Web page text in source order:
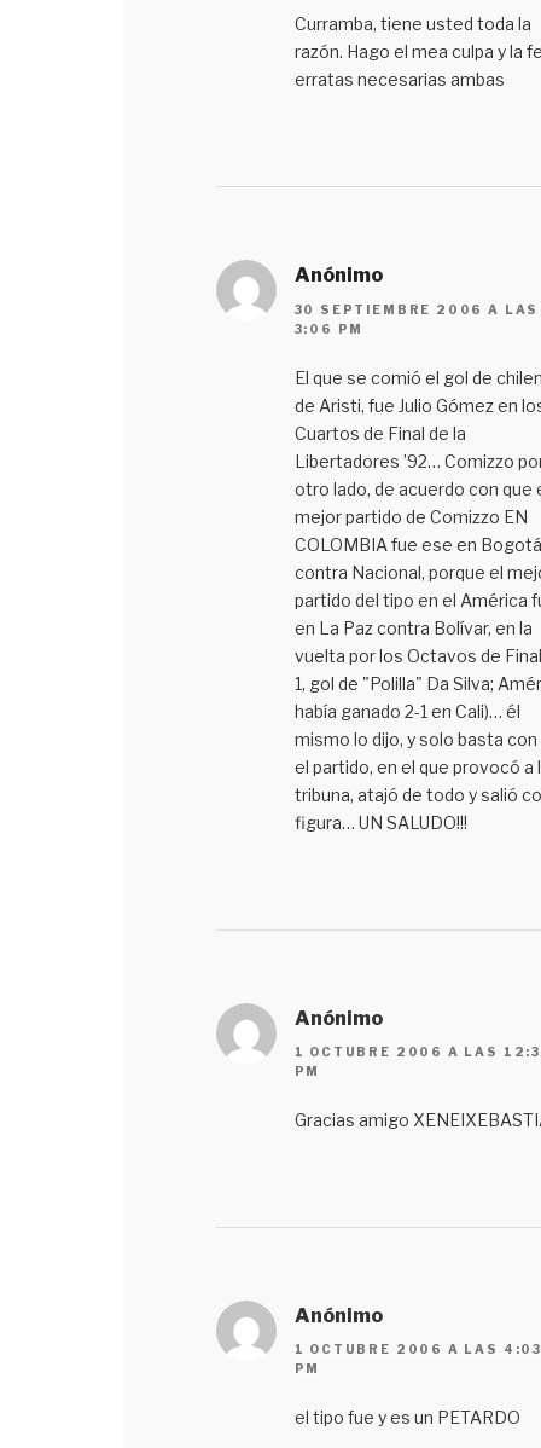
Curramba, tiene usted toda la
razón. Hago el mea culpa y la
erratas necesarias ambas
Anónimo
30 SEPTIEMBRE 2006 A LAS
3:06 PM
El que se comió el gol de
de Aristi, fue Julio Gómez en
Cuartos de Final de la
Libertadores ’92… Comizzo
otro lado, de acuerdo con que
mejor partido de Comizzo EN
COLOMBIA fue ese en Bogotá
contra Nacional, porque el
partido del tipo en el América
en La Paz contra Bolívar, en la
vuelta por los Octavos de Final
1, gol de "Polilla" Da Silva;
había ganado 2-1 en Cali)… él
mismo lo dijo, y solo basta con
el partido, en el que provocó a
tribuna, atajó de todo y salió
figura… UN SALUDO!!!
Anónimo
1 OCTUBRE 2006 A LAS
PM
Gracias amigo
Anónimo
1 OCTUBRE 2006 A LAS
PM
el tipo fue y es un PETARDO